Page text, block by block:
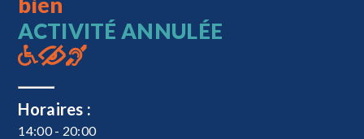
ACTIVITÉ ANNULÉE
Horaires :
14:00 - 20:00